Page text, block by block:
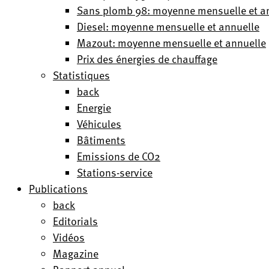
Sans plomb 98: moyenne mensuelle et
Diesel: moyenne mensuelle et annuelle
Mazout: moyenne mensuelle et annuelle
Prix des énergies de chauffage
Statistiques
back
Energie
Véhicules
Bâtiments
Emissions de CO2
Stations-service
Publications
back
Editorials
Vidéos
Magazine